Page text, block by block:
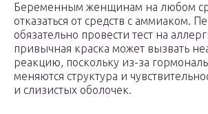
Беременным женщинам на любом
отказаться от средств с аммиаком.
обязательно провести тест на
привычная краска может вызвать
реакцию, поскольку из-за
меняются структура и
и слизистых оболочек.